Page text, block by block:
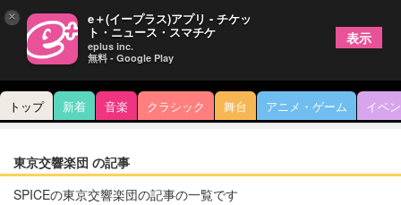
トップ 新着 音楽 クラシック 舞台 アニメ・ゲーム イベ
東京交響楽団 の記事
SPICEの東京交響楽団の記事の一覧です
× e＋(イープラス)アプリ - チケッ
ト・ニュース・スマチケ
eplus inc.
無料 - Google Play
表示